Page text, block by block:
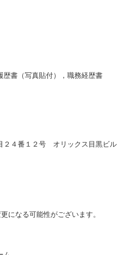
歴書（写真貼付），職務経歴書
２４番１２号 オリックス目黒ビル
になる可能性がございます。